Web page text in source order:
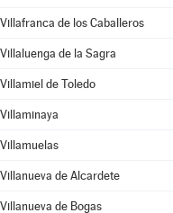
Villafranca de los Caballeros
Villaluenga de la Sagra
Villamiel de Toledo
Villaminaya
Villamuelas
Villanueva de Alcardete
Villanueva de Bogas